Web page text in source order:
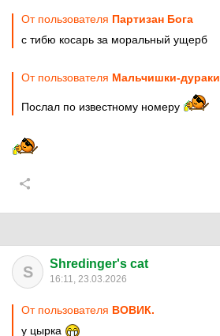
От пользователя Партизан Бога
с тибю косарь за моральный ущерб
От пользователя Мальчишки-дураки
Послал по известному номеру
S Shredinger's cat
16:11, 23.03.2026
От пользователя ВОВИК.
у цырка